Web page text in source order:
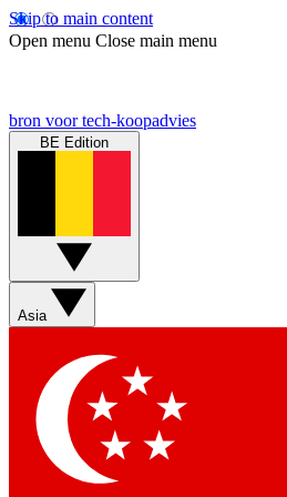
Skip to main content
Open menu Close main menu
bron voor tech-koopadvies
BE Edition
Asia